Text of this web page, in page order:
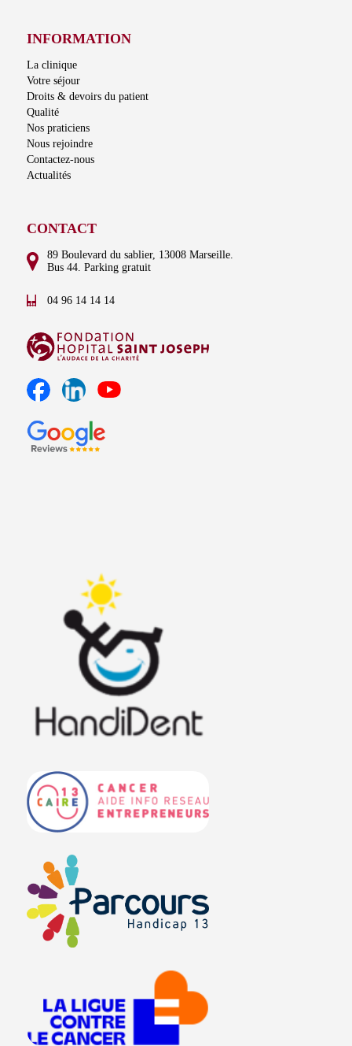
INFORMATION
La clinique
Votre séjour
Droits & devoirs du patient
Qualité
Nos praticiens
Nous rejoindre
Contactez-nous
Actualités
CONTACT
89 Boulevard du sablier, 13008 Marseille.
Bus 44. Parking gratuit
04 96 14 14 14